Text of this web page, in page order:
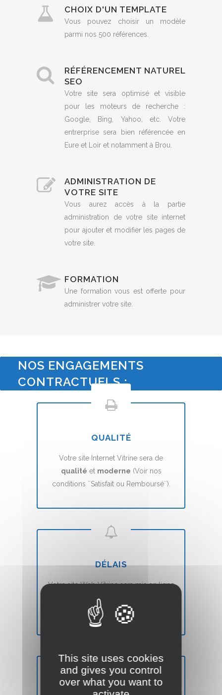
CHOIX D'UN TEMPLATE
Vous pouvez choisir un modèle
parmi nos 500 références.
RÉFÉRENCEMENT NATUREL
SEO
Votre site sera optimisé et visible
pour les moteurs de recherche :
Google, Bing, Yahoo, etc. Votre
entrerprise sera bien référencée en
Eure et Loir et notamment à Brou.
ADMINISTRATION DE
VOTRE SITE
Vous aurez accès à la partie
administration de votre site internet
pour ajouter et modifier les pages de
votre site.
FORMATION
Une formation vous est offerte pour
administrer votre site.
NOS ENGAGEMENTS
CONTRACTUELS :
QUALITÉ
Votre site Internet Vitrine sera de
qualité et moderne (Voir nos
conditions ``Satisfait ou Remboursé``).
DÉLAIS
Votre site Web Vitrine sera mis en ligne
7 jours
SATISFAIT OU REMBOURSÉ
This site uses cookies
and gives you control
over what you want to